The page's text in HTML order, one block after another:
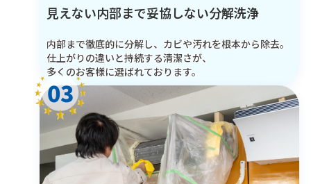
見えない内部まで妥協しない分解洗浄
内部まで徹底的に分解し、カビや汚れを根本から除去。
仕上がりの違いと持続する清潔さが、
多くのお客様に選ばれております。
03